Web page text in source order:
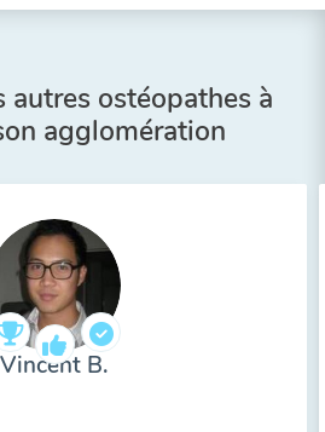
autres ostéopathes à
agglomération
Vincent B.